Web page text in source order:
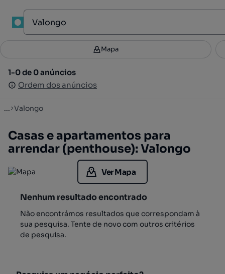
Filtros 3
1-0 de 0 anúncios
Ordem dos anúncios
Mapa
1-0 de 0 anúncios
Ordem dos anúncios
... Valongo
Casas e apartamentos para
arrendar (penthouse): Valongo
Ver Mapa
Nenhum resultado encontrado
Não encontrámos resultados que correspondam à
sua pesquisa. Tente de novo com outros critérios
de pesquisa.